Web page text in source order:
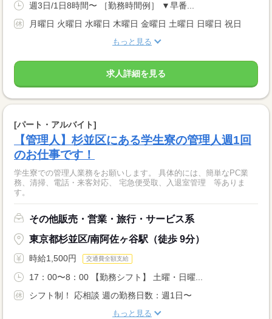
週3日/1日8時間〜 ［勤務時間例］ ▼早番...
月曜日 火曜日 水曜日 木曜日 金曜日 土曜日 日曜日 祝日
もっと見る
求人詳細を見る
[パート・アルバイト]
【管理人】杉並区にある学生寮の管理人週1回
のお仕事です！
学生寮での管理人業務をお願いします。 具体的には、簡単なPC業
務、清掃、電話・来客対応、 宅急便受取、入退室管理 等ありま
す。
その他販売・営業・旅行・サービス系
東京都杉並区/南阿佐ヶ谷駅（徒歩 9分）
時給1,500円 交通費全額支給
17：00〜8：00 【勤務シフト】 土曜・日曜...
シフト制！ 応相談 週の勤務日数：週1日〜
もっと見る